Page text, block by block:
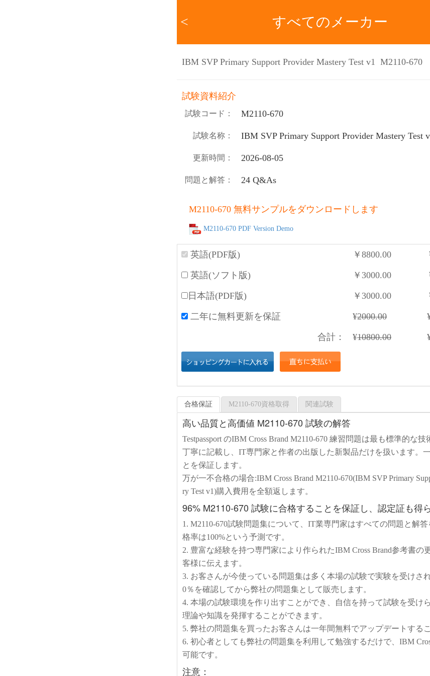
< すべてのメーカー
IBM SVP Primary Support Provider Mastery Test v1 M2110-670
試験資料紹介
試験コード： M2110-670
試験名称： IBM SVP Primary Support Provider Mastery Test
更新時間： 2026-08-05
問題と解答： 24 Q&As
M2110-670 無料サンプルをダウンロードします
M2110-670 PDF Version Demo
英語(PDF版) ￥ 8800.00
英語(ソフト版) ￥ 3000.00
日本語(PDF版) ￥ 3000.00
二年に無料更新を保証 ¥2000.00
合計： ¥10800.00
合格保証 M2110-670資格取得 関連試験
高い品質と高価値 M2110-670 試験の解答
Testpassport のIBM Cross Brand M2110-670 練習問題は最も標準的な技
丁寧に記載し、IT専門家と作者の出版した新製品だけを扱います。
とを保証します。
万が一不合格の場合:IBM Cross Brand M2110-670(IBM SVP Primary
ry Test v1)購入費用を全額返します。
96% M2110-670 試験に合格することを保証し、認定証も得ら
1. M2110-670試験問題集について、IT業専門家はすべての問題と解
格率は100%という予測です。
2. 豊富な経験を持つ専門家により作られたIBM Cross Brand参考書の
客様に伝えます。
3. お客さんが今使っている問題集は多く本場の試験で実験を受けさ
0％を確認してから弊社の問題集として販売します。
4. 本場の試験環境を作り出すことができ、自信を持って試験を受け
理論や知識を発揮することができます。
5. 弊社の問題集を買ったお客さんは一年間無料でアップデートする
6. 初心者としても弊社の問題集を利用して勉強するだけで、IBM
可能です。
注意：